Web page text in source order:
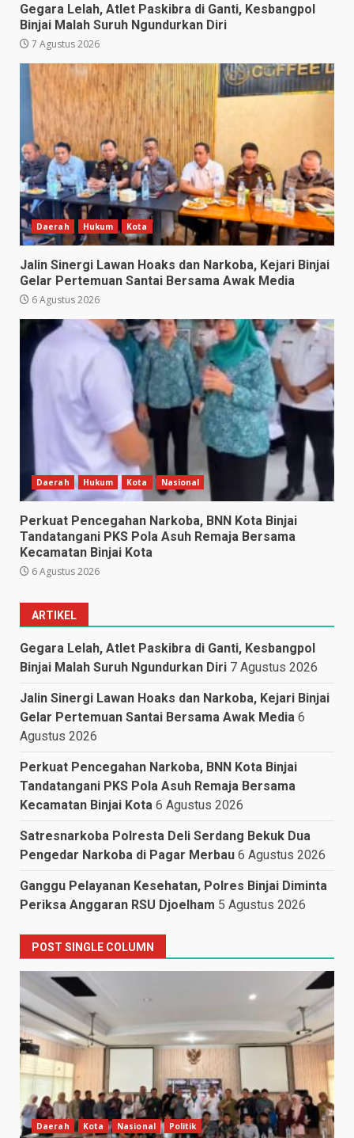
Gegara Lelah, Atlet Paskibra di Ganti, Kesbangpol
Binjai Malah Suruh Ngundurkan Diri
7 Agustus 2026
Daerah Hukum Kota
Jalin Sinergi Lawan Hoaks dan Narkoba, Kejari Binjai
Gelar Pertemuan Santai Bersama Awak Media
6 Agustus 2026
Daerah Hukum Kota Nasional
Perkuat Pencegahan Narkoba, BNN Kota Binjai
Tandatangani PKS Pola Asuh Remaja Bersama
Kecamatan Binjai Kota
6 Agustus 2026
ARTIKEL
Gegara Lelah, Atlet Paskibra di Ganti, Kesbangpol
Binjai Malah Suruh Ngundurkan Diri 7 Agustus 2026
Jalin Sinergi Lawan Hoaks dan Narkoba, Kejari Binjai
Gelar Pertemuan Santai Bersama Awak Media 6
Agustus 2026
Perkuat Pencegahan Narkoba, BNN Kota Binjai
Tandatangani PKS Pola Asuh Remaja Bersama
Kecamatan Binjai Kota 6 Agustus 2026
Satresnarkoba Polresta Deli Serdang Bekuk Dua
Pengedar Narkoba di Pagar Merbau 6 Agustus 2026
Ganggu Pelayanan Kesehatan, Polres Binjai Diminta
Periksa Anggaran RSU Djoelham 5 Agustus 2026
POST SINGLE COLUMN
Daerah Kota Nasional Politik